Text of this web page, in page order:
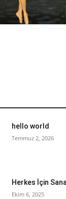
hello world
Temmuz 2, 2026
Herkes İçin
Ekim 6, 2025